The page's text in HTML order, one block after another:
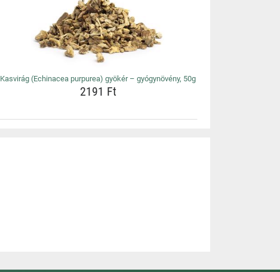
Kasvirág (Echinacea purpurea) gyökér – gyógynövény, 50g
2191 Ft